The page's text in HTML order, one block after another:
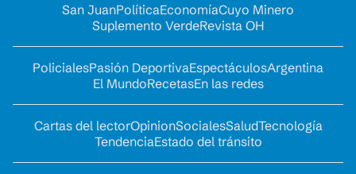
San JuanPolíticaEconomíaCuyo Minero
Suplemento VerdeRevista OH
PolicialesPasión DeportivaEspectáculosArgentina
El MundoRecetasEn las redes
Cartas del lectorOpinionSocialesSaludTecnología
TendenciaEstado del tránsito